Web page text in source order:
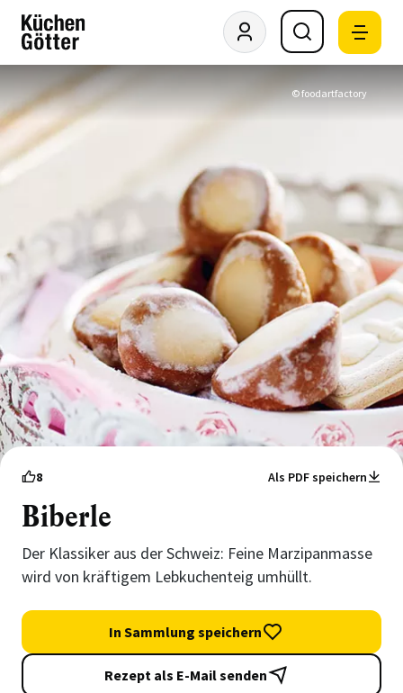
© foodartfactory
8 Als PDF speichern
Biberle
Der Klassiker aus der Schweiz: Feine Marzipanmasse
wird von kräftigem Lebkuchenteig umhüllt.
In Sammlung speichern
Rezept als E-Mail senden